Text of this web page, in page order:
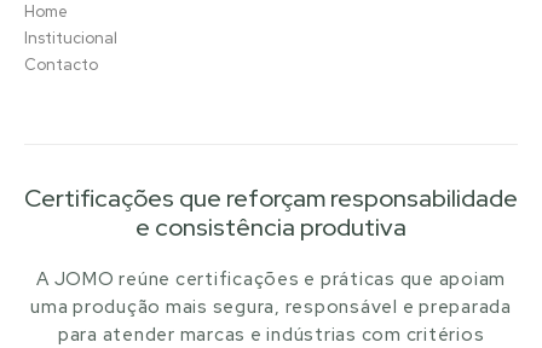
Home
Institucional
Contacto
Certificações que reforçam responsabilidade
e consistência produtiva
A JOMO reúne certificações e práticas que apoiam
uma produção mais segura, responsável e preparada
para atender marcas e indústrias com critérios